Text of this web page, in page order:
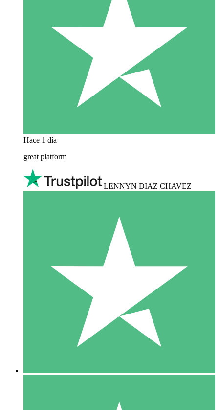
Hace 1 día
great platform
LENNYN DIAZ CHAVEZ